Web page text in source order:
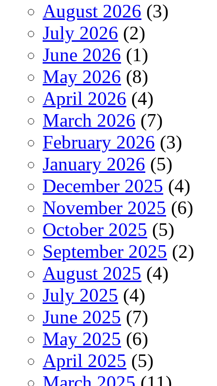
August 2026 (3)
July 2026 (2)
June 2026 (1)
May 2026 (8)
April 2026 (4)
March 2026 (7)
February 2026 (3)
January 2026 (5)
December 2025 (4)
November 2025 (6)
October 2025 (5)
September 2025 (2)
August 2025 (4)
July 2025 (4)
June 2025 (7)
May 2025 (6)
April 2025 (5)